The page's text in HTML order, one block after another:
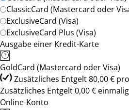
ClassicCard (Mastercard oder
ExclusiveCard (Visa)
ExclusiveCard Plus (Visa)
Ausgabe einer Kredit-Karte
GoldCard (Mastercard oder Visa)
Zusätzliches Entgelt 80,00 €
Zusätzliches Entgelt 0,00 € einmalig
Online-Konto